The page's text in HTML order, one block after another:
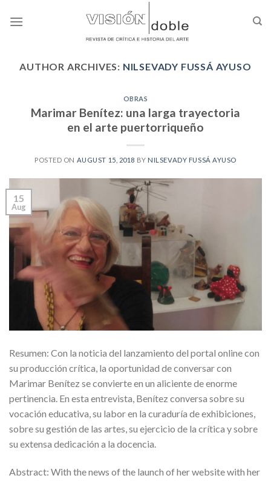
AUTHOR ARCHIVES: NILSEVADY FUSSÁ AYUSO
OBRAS
Marimar Benítez: una larga trayectoria
en el arte puertorriqueño
POSTED ON AUGUST 15, 2018 BY NILSEVADY FUSSÁ AYUSO
15
Aug
Resumen: Con la noticia del lanzamiento del portal online con
su producción crítica, la oportunidad de conversar con
Marimar Benítez se convierte en un aliciente de enorme
pertinencia. En esta entrevista, Benítez conversa sobre su
vocación educativa, su labor en la curaduría de exhibiciones,
sobre su gestión de las artes, su ejercicio de la crítica y sobre
su extensa dedicación a la docencia.
Abstract: With the news of the launch of her website with her